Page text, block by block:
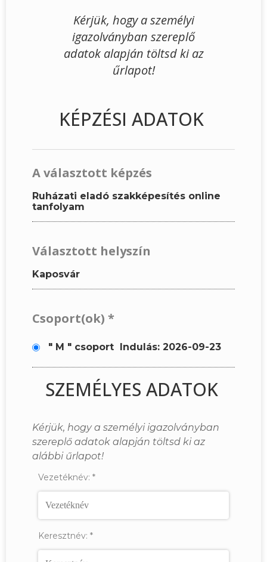
Kérjük, hogy a személyi
igazolványban szereplő
adatok alapján töltsd ki az
űrlapot!
KÉPZÉSI ADATOK
A választott képzés
Ruházati eladó szakképesítés online
tanfolyam
Választott helyszín
Kaposvár
Csoport(ok) *
" M " csoport Indulás: 2026-09-23
SZEMÉLYES ADATOK
Kérjük, hogy a személyi igazolványban
szereplő adatok alapján töltsd ki az
alábbi űrlapot!
Vezetéknév: *
Keresztnév: *